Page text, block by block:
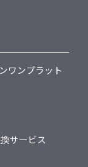
ワンプラット
サービス